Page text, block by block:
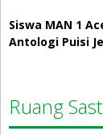
Siswa MAN 1
Antologi Puisi
Ruang